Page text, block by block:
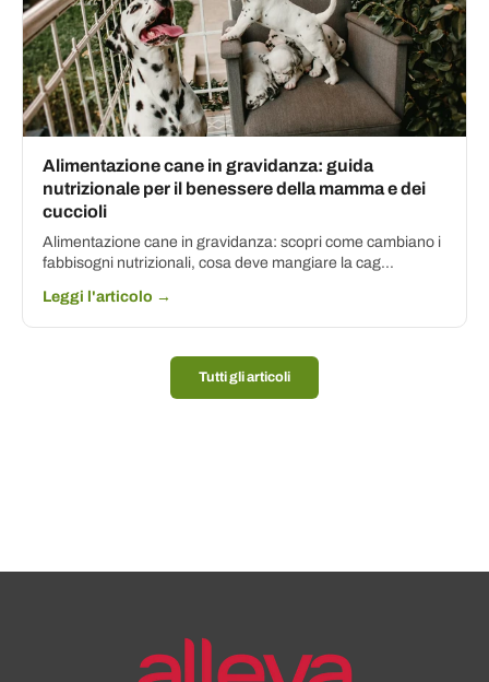
Alimentazione cane in gravidanza: guida
nutrizionale per il benessere della mamma e dei
cuccioli
Alimentazione cane in gravidanza: scopri come cambiano i
fabbisogni nutrizionali, cosa deve mangiare la cag...
Leggi l'articolo →
Tutti gli articoli